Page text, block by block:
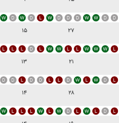
۱۵ ۲۷
۱۳ ۲۱
۱۴ ۲۸